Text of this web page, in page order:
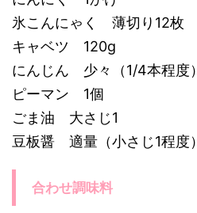
氷こんにゃく 薄切り12枚
キャベツ 120g
にんじん 少々（1/4本程度）
ピーマン 1個
ごま油 大さじ1
豆板醤 適量（小さじ1程度）
合わせ調味料